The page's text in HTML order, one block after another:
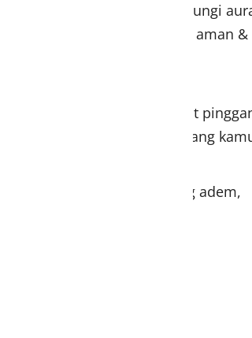
yang tepat untuk melindungi
sengaja tersingkap dengan aman &
tidak bikin gatal & ada tali ikat
dengan ukuran pinggang
dari Rayon Polos SQ yang adem,